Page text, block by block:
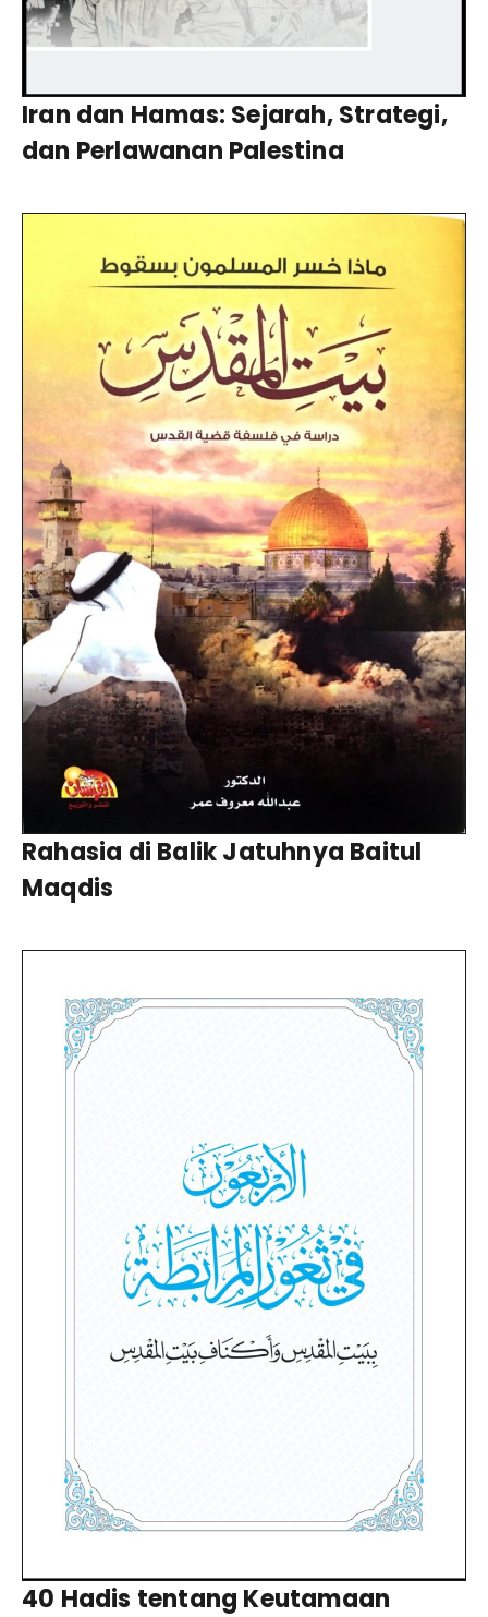
Iran dan Hamas: Sejarah, Strategi,
dan Perlawanan Palestina
Rahasia di Balik Jatuhnya Baitul
Maqdis
40 Hadis tentang Keutamaan